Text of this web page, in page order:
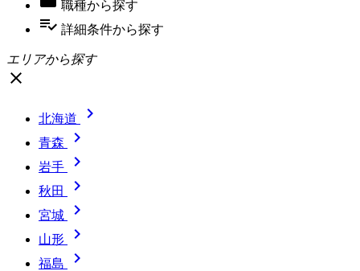
職種から探す
playlist_add_check 詳細条件から探す
エリアから探す
close
北海道 
青森 
岩手 
秋田 
宮城 
山形 
福島 